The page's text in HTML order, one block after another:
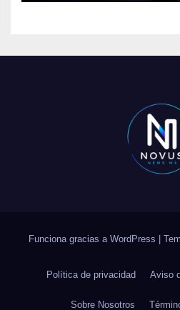
Funciona gracias a WordPress
Política de privacidad Aviso
Sobre Nosotros